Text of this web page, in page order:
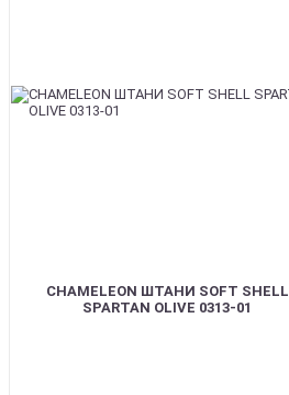
CHAMELEON ШТАНИ SOFT SHELL
SPARTAN OLIVE 0313-01